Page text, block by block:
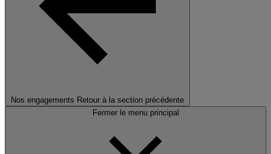
Nos engagements Retour à la section précédente
Fermer le menu principal